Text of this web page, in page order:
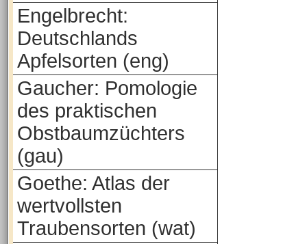
Engelbrecht:
Deutschlands
Apfelsorten (eng)
Gaucher: Pomologie
des praktischen
Obstbaumzüchters
(gau)
Goethe: Atlas der
wertvollsten
Traubensorten (wat)